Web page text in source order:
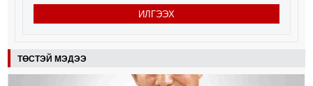
ИЛГЭЭХ
ТӨСТЭЙ МЭДЭЭ